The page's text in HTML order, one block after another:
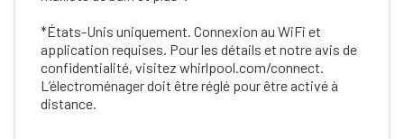
*États-Unis uniquement. Connexion au WiFi et
application requises. Pour les détails et notre avis de
confidentialité, visitez whirlpool.com/connect.
L’électroménager doit être réglé pour être activé à
distance.